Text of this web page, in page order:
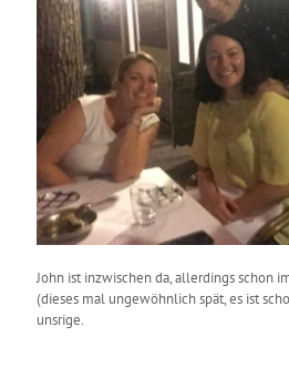
John ist inzwischen da, allerdings schon
(dieses mal ungewöhnlich spät, es ist
unsrige.